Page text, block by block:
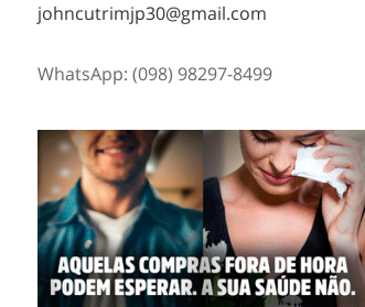
johncutrimjp30@gmail.com
WhatsApp: (098) 98297-8499